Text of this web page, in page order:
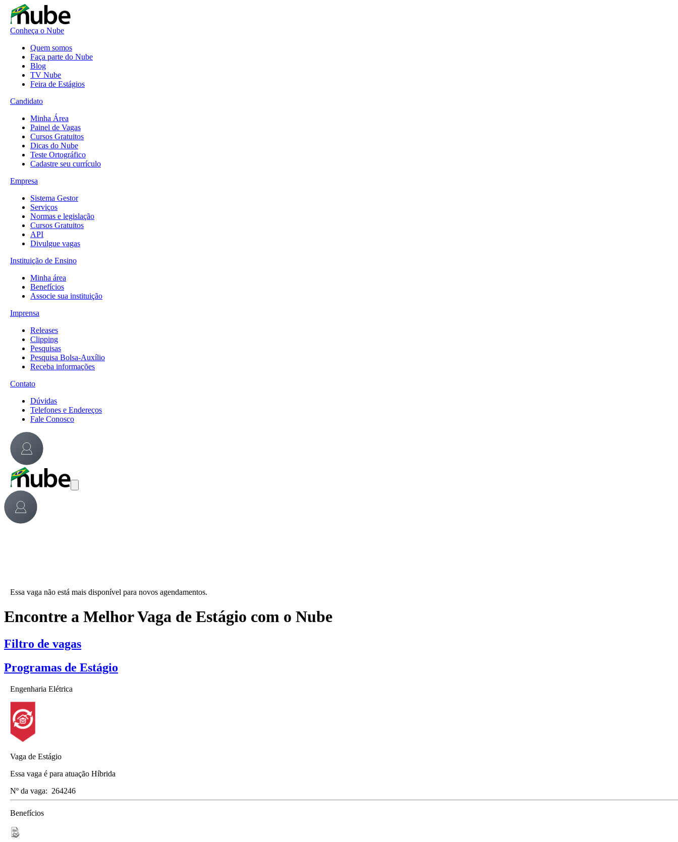
Conheça o Nube
Quem somos
Faça parte do Nube
Blog
TV Nube
Feira de Estágios
Candidato
Minha Área
Painel de Vagas
Cursos Gratuitos
Dicas do Nube
Teste Ortográfico
Cadastre seu currículo
Empresa
Sistema Gestor
Serviços
Normas e legislação
Cursos Gratuitos
API
Divulgue vagas
Instituição de Ensino
Minha área
Benefícios
Associe sua instituição
Imprensa
Releases
Clipping
Pesquisas
Pesquisa Bolsa-Auxílio
Receba informações
Contato
Dúvidas
Telefones e Endereços
Fale Conosco
Essa vaga não está mais disponível para novos agendamentos.
Encontre a Melhor Vaga de Estágio com o Nube
Filtro de vagas
Programas de Estágio
Engenharia Elétrica
Vaga de Estágio
Essa vaga é para atuação Híbrida
Nº da vaga: 264246
Benefícios